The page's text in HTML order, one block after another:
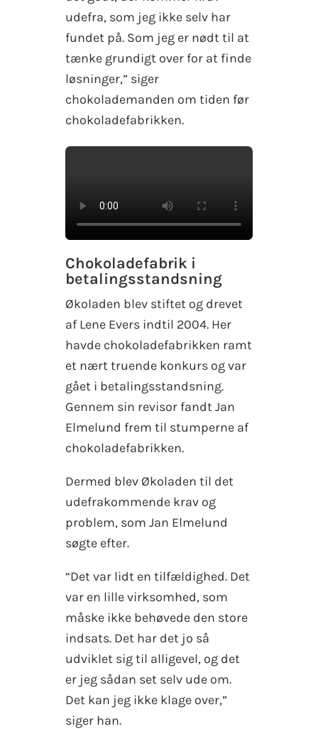
udefra, som jeg ikke selv har
fundet på. Som jeg er nødt til at
tænke grundigt over for at finde
løsninger,” siger
chokolademanden om tiden før
chokoladefabrikken.
Chokoladefabrik i
betalingsstandsning
Økoladen blev stiftet og drevet
af Lene Evers indtil 2004. Her
havde chokoladefabrikken ramt
et nært truende konkurs og var
gået i betalingsstandsning.
Gennem sin revisor fandt Jan
Elmelund frem til stumperne af
chokoladefabrikken.
Dermed blev Økoladen til det
udefrakommende krav og
problem, som Jan Elmelund
søgte efter.
“Det var lidt en tilfældighed. Det
var en lille virksomhed, som
måske ikke behøvede den store
indsats. Det har det jo så
udviklet sig til alligevel, og det
er jeg sådan set selv ude om.
Det kan jeg ikke klage over,”
siger han.